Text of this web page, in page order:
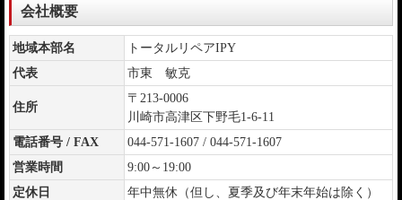
会社概要
地域本部名
トータルリペアIPY
代表
市東 敏克
住所
〒213-0006
川崎市高津区下野毛1-6-11
電話番号 / FAX
044-571-1607 / 044-571-1607
営業時間
9:00～19:00
定休日
年中無休（但し、夏季及び年末年始は除く）